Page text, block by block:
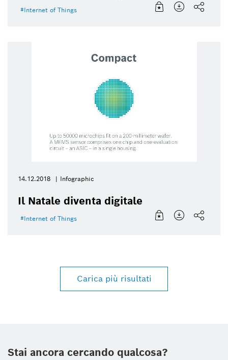
Internet of Things
14.12.2018 Infographic
Il Natale diventa digitale
Internet of Things
Carica più risultati
Stai ancora cercando qualcosa?